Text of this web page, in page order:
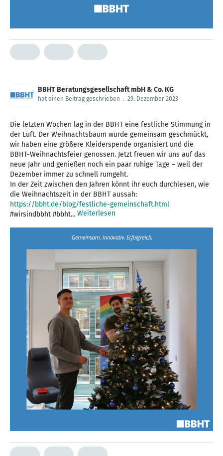
BBHT Beratungsgesellschaft mbH & Co. KG
hat einen Beitrag geschrieben . 29. Dezember 2023
Die letzten Wochen lag in der BBHT eine festliche Stimmung in
der Luft. Der Weihnachtsbaum wurde gemeinsam geschmückt,
wir haben eine größere Kleiderspende organisiert und die
BBHT-Weihnachtsfeier genossen. Jetzt freuen wir uns auf das
neue Jahr und genießen noch ein paar ruhige Tage – weil der
Dezember immer zu schnell rumgeht.
In der Zeit zwischen den Jahren könnt ihr euch durchlesen, wie
die Weihnachtszeit in der BBHT aussah:
https://bbht.de/blog/festliche-gemeinschaft.html
#wirsindbbht #bbht... Weiterlesen